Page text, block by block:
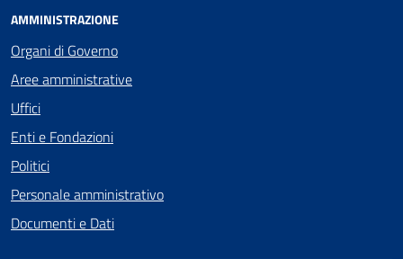
AMMINISTRAZIONE
Organi di Governo
Aree amministrative
Uffici
Enti e Fondazioni
Politici
Personale amministrativo
Documenti e Dati